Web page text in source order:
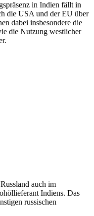
in Indien fällt in
die USA und der EU über
dabei insbesondere die
die Nutzung westlicher
auch im
Indiens. Das
russischen